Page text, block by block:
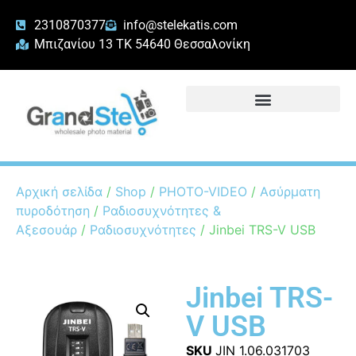
2310870377
info@stelekatis.com
Μπιζανίου 13 ΤΚ 54640 Θεσσαλονίκη
Αρχική σελίδα / Shop / PHOTO-VIDEO / Ασύρματη
πυροδότηση / Ραδιοσυχνότητες &
Αξεσουάρ / Ραδιοσυχνότητες / Jinbei TRS-V USB
Jinbei TRS-
V USB
SKU JIN 1.06.031703